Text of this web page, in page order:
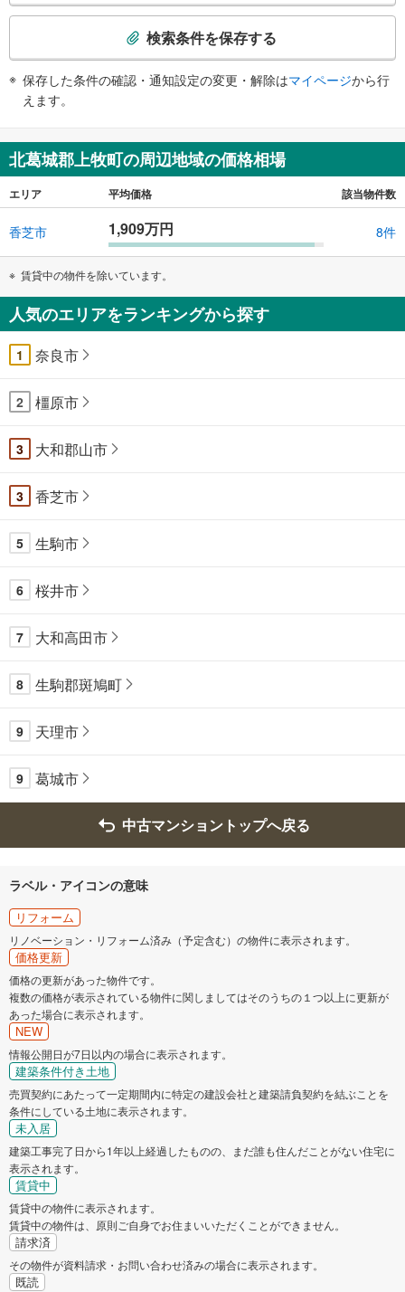
検
を
受
け
取
る
条
を
マ
イ
ペ
ー
ジ
保
す
る
検索条件を保存する
保存した条件の確認・通知設定の変更・解除はマイページから行
えます。
北葛城郡上牧町の周辺地域の価格相場
エリア 平均価格 該当物件数
香芝市 1,909万円 8件
賃貸中の物件を除いています。
人気のエリアをランキングから探す
1 奈良市
2 橿原市
3 大和郡山市
3 香芝市
5 生駒市
6 桜井市
7 大和高田市
8 生駒郡斑鳩町
9 天理市
9 葛城市
中古マンショントップへ戻る
ラベル・アイコンの意味
リフォーム
リノベーション・リフォーム済み（予定含む）の物件に表示されます。
価格更新
価格の更新があった物件です。
複数の価格が表示されている物件に関しましてはそのうちの１つ以上に更新が
あった場合に表示されます。
NEW
情報公開日が7日以内の場合に表示されます。
建築条件付き土地
売買契約にあたって一定期間内に特定の建設会社と建築請負契約を結ぶことを
条件にしている土地に表示されます。
未入居
建築工事完了日から1年以上経過したものの、まだ誰も住んだことがない住宅に
表示されます。
賃貸中
賃貸中の物件に表示されます。
賃貸中の物件は、原則ご自身でお住まいいただくことができません。
請求済
その物件が資料請求・お問い合わせ済みの場合に表示されます。
既読